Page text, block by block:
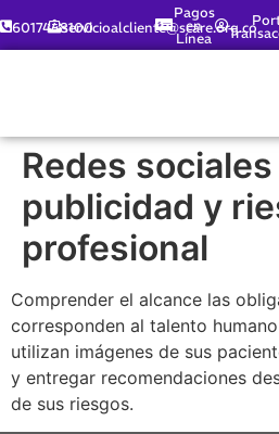
6017448100servicioalcliente@scare.org.co
Pagos
en
Línea
Redes
publicidad y
profesional
Comprender el alcance las
corresponden al talento
utilizan imágenes de sus
y entregar recomendaciones
de sus riesgos.